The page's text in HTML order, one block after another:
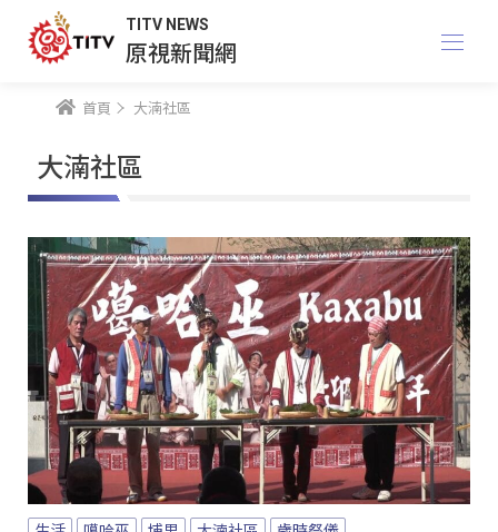
TITV NEWS
原視新聞網
首頁 大湳社區
大湳社區